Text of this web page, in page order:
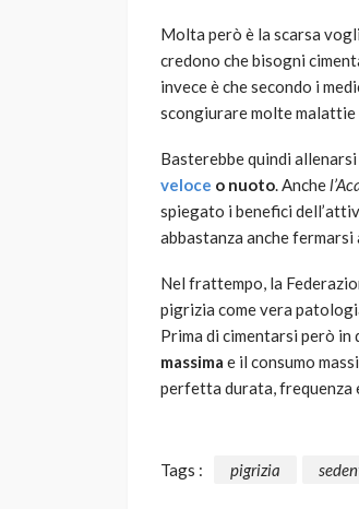
Molta però è la scarsa
credono che bisogni
invece è che secondo i
scongiurare molte
Basterebbe quindi
veloce o nuoto. Anche
spiegato i benefici
abbastanza anche
Nel frattempo, la
pigrizia come vera
Prima di cimentarsi però
massima e il consumo
perfetta durata, frequenza
Tags : pigrizia